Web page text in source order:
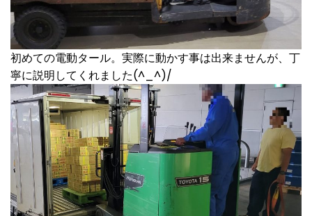
初めての電動タール。実際に動かす事は出来ませんが、丁
寧に説明してくれました(^_^)/